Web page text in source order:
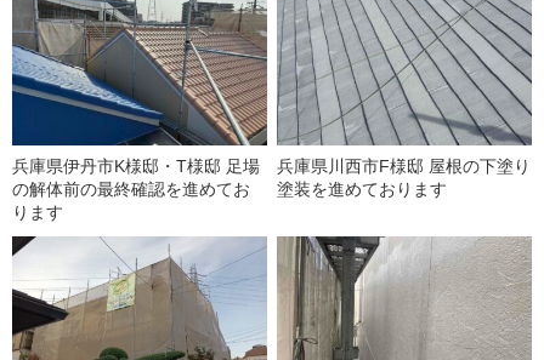
兵庫県伊丹市K様邸・T様邸 足場
の解体前の最終確認を進めてお
ります
兵庫県川西市F様邸 屋根の下塗り
塗装を進めております